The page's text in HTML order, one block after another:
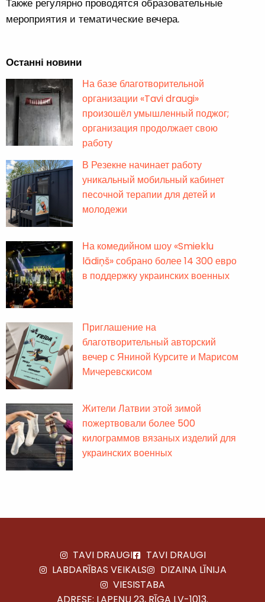
Также регулярно проводятся образовательные
мероприятия и тематические вечера.
Останні новини
На базе благотворительной
организации «Tavi draugi»
произошёл умышленный поджог;
организация продолжает свою
работу
В Резекне начинает работу
уникальный мобильный кабинет
песочной терапии для детей и
молодежи
На комедийном шоу «Smieklu
lādiņš» собрано более 14 300 евро
в поддержку украинских военных
Приглашение на
благотворительный авторский
вечер с Яниной Курсите и Марисом
Мичеревскисом
Жители Латвии этой зимой
пожертвовали более 500
килограммов вязаных изделий для
украинских военных
TAVI DRAUGI
TAVI DRAUGI
LABDARĪBAS VEIKALS
DIZAINA LĪNIJA
VIESISTABA